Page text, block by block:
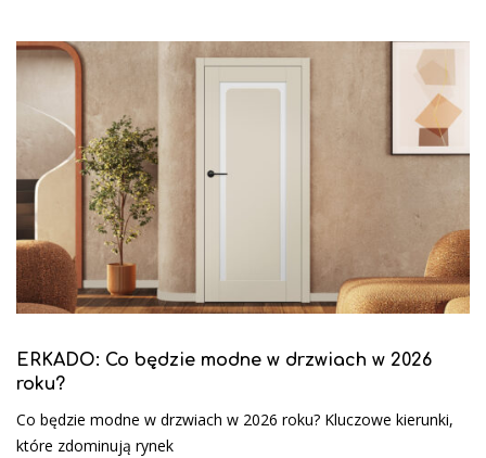
ERKADO: Co będzie modne w drzwiach w 2026
roku?
Co będzie modne w drzwiach w 2026 roku? Kluczowe kierunki,
które zdominują rynek